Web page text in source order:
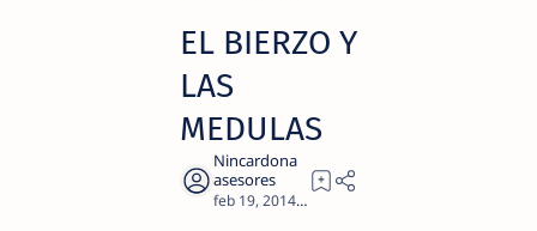
EL BIERZO Y
LAS
MEDULAS